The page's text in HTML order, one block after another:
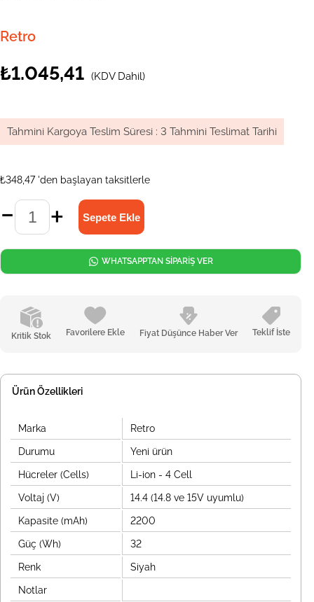
Retro
₺1.045,41 (KDV Dahil)
Tahmini Kargoya Teslim Süresi : 3 Tahmini Teslimat Tarihi
₺348,47 'den başlayan taksitlerle
Kritik Stok Favorilere Ekle Fiyat Düşünce Haber Ver Teklif İste
WHATSAPPTAN SİPARİŞ VER
Ürün Özellikleri
Marka Retro
Durumu Yeni ürün
Hücreler (Cells) Li-ion - 4 Cell
Voltaj (V) 14.4 (14.8 ve 15V uyumlu)
Kapasite (mAh) 2200
Güç (Wh) 32
Renk Siyah
Notlar